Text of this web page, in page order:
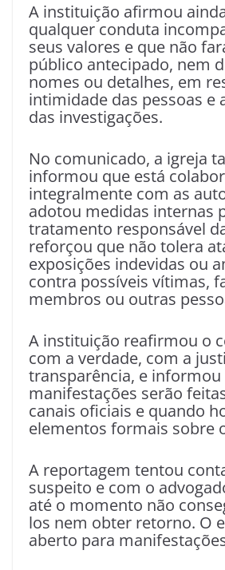
A instituição afirmou
qualquer conduta
seus valores e que não
público antecipado, nem
nomes ou detalhes, em
intimidade das pessoas e
das investigações.
No comunicado, a igreja
informou que está
integralmente com as
adotou medidas internas
tratamento responsável
reforçou que não tolera
exposições indevidas ou
contra possíveis vítimas,
membros ou outras
A instituição reafirmou o
com a verdade, com a
transparência, e informou
manifestações serão
canais oficiais e quando
elementos formais sobre
A reportagem tentou
suspeito e com o
até o momento não
los nem obter retorno. O
aberto para